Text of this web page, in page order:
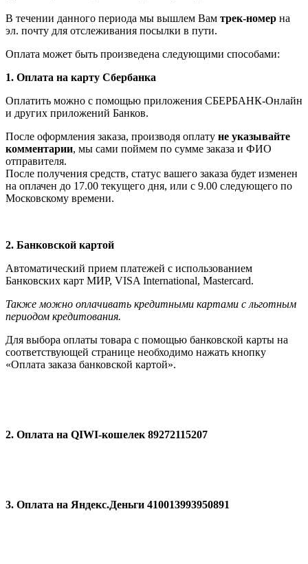
В течении данного периода мы вышлем Вам трек-номер на
эл. почту для отслеживания посылки в пути.
Оплата может быть произведена следующими способами:
1. Оплата на карту Сбербанка
Оплатить можно с помощью приложения СБЕРБАНК-Онлайн
и других приложений Банков.
После оформления заказа, производя оплату не указывайте
комментарии, мы сами поймем по сумме заказа и ФИО
отправителя.
После получения средств, статус вашего заказа будет изменен
на оплачен до 17.00 текущего дня, или с 9.00 следующего по
Московскому времени.
2. Банковской картой
Автоматический прием платежей с использованием
Банковских карт МИР, VISA International, Мastercard.
Также можно оплачивать кредитными картами с льготным
периодом кредитования.
Для выбора оплаты товара с помощью банковской карты на
соответствующей странице необходимо нажать кнопку
«Оплата заказа банковской картой».
2. Оплата на QIWI-кошелек 89272115207
3. Оплата на Яндекс.Деньги 410013993950891